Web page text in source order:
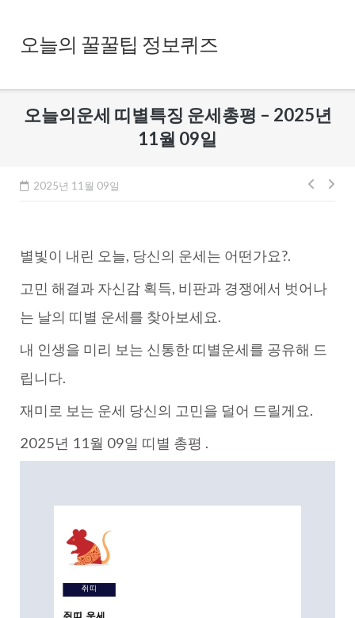
content오늘의 꿀꿀팁 정보퀴즈
오늘의운세 띠별특징 운세총평 – 2025년
11월 09일
2025년 11월 09일
글
이
별빛이 내린 오늘, 당신의 운세는 어떤가요?.
고민 해결과 자신감 획득, 비판과 경쟁에서 벗어나
는 날의 띠별 운세를 찾아보세요.
내 인생을 미리 보는 신통한 띠별운세를 공유해 드
립니다.
재미로 보는 운세 당신의 고민을 덜어 드릴게요.
2025년 11월 09일 띠별 총평 .